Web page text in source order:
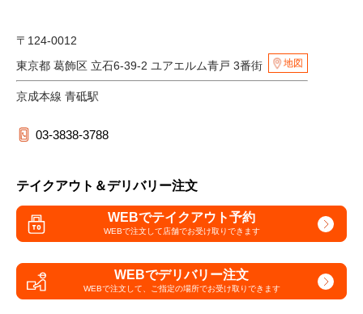
〒124-0012
東京都 葛飾区 立石6-39-2 ユアエルム青戸 3番街
地図
京成本線 青砥駅
03-3838-3788
テイクアウト＆デリバリー注文
WEBでテイクアウト予約
WEBで注文して店舗でお受け取りできます
WEBでデリバリー注文
WEBで注文して、 ご指定の場所でお受け取りできます